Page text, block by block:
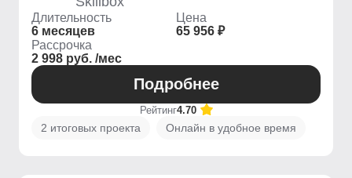
Длительность
6 месяцев
Цена
65 956 ₽
Рассрочка
2 998 руб. /мес
Подробнее
Рейтинг4.70
2 итоговых проекта Онлайн в удобное время